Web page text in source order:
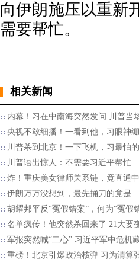
向伊朗施压以重新
需要帮忙。
相关新闻
内幕！习在中南海突然发问 川普当
央视不敢细播！一看到他，习眼神
川普杀到北京！一下飞机，习最怕
川普语出惊人：不需要习近平帮忙
炸！重庆美女律师关系链，竟直通
伊朗万万没想到，最先捅刀的竟是…
胡耀邦平反“冤假错案”，何为“冤假
名单疯传！他突然杀回来了 21大要
军报突然喊“二心” 习近平军中危机
重磅！北京引爆政治核弹 习为清算